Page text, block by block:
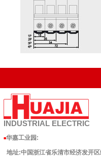
INDUSTRIAL ELECTRIC
■华嘉工业园 :
地址:中国浙江省乐清市经济发开